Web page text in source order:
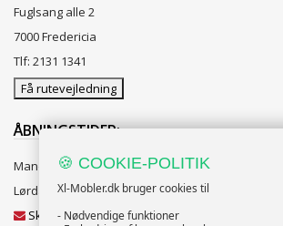
Fuglsang alle 2
7000 Fredericia
Tlf: 2131 1341
Få rutevejledning
ÅBNINGSTIDER:
Mandag til Fredag 10:00 til 18:00
Lørdag og Søndag 10:00 til 16:00
Skriv til vores kundeservice
🍪 COOKIE-POLITIK
Xl-Mobler.dk bruger cookies til
- Nødvendige funktioner